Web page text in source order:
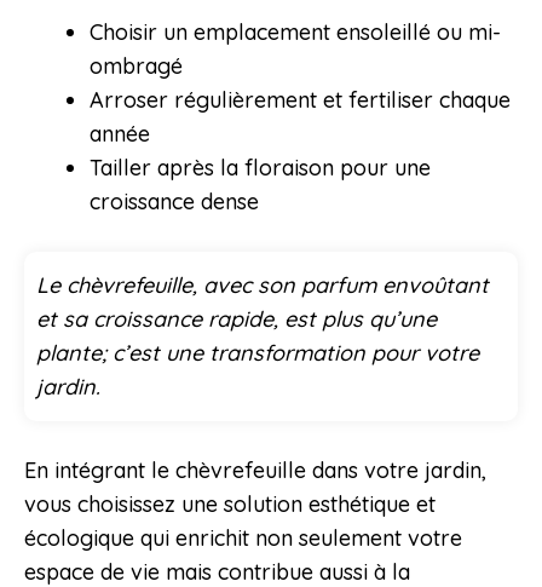
Choisir un emplacement ensoleillé ou mi-
ombragé
Arroser régulièrement et fertiliser chaque
année
Tailler après la floraison pour une
croissance dense
Le chèvrefeuille, avec son parfum envoûtant
et sa croissance rapide, est plus qu’une
plante; c’est une transformation pour votre
jardin.
En intégrant le chèvrefeuille dans votre jardin,
vous choisissez une solution esthétique et
écologique qui enrichit non seulement votre
espace de vie mais contribue aussi à la